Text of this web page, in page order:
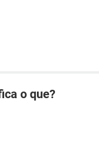
o que?